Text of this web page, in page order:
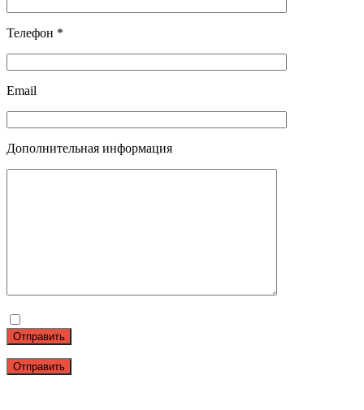
Телефон *
Email
Дополнительная информация
Отправить